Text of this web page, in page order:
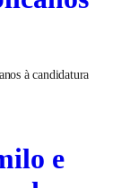
à candidatura
e